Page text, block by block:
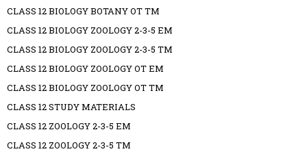
CLASS 12 BIOLOGY BOTANY OT TM
CLASS 12 BIOLOGY ZOOLOGY 2-3-5 EM
CLASS 12 BIOLOGY ZOOLOGY 2-3-5 TM
CLASS 12 BIOLOGY ZOOLOGY OT EM
CLASS 12 BIOLOGY ZOOLOGY OT TM
CLASS 12 STUDY MATERIALS
CLASS 12 ZOOLOGY 2-3-5 EM
CLASS 12 ZOOLOGY 2-3-5 TM